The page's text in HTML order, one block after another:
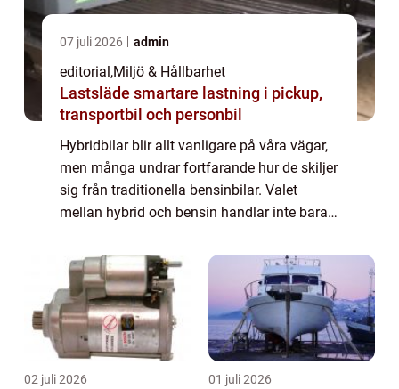
07 juli 2026 admin
editorial,Miljö & Hållbarhet
Lastsläde smartare lastning i pickup,
transportbil och personbil
Hybridbilar blir allt vanligare på våra vägar,
men många undrar fortfarande hur de skiljer
sig från traditionella bensinbilar. Valet
mellan hybrid och bensin handlar inte bara
02 juli 2026 01 juli 2026